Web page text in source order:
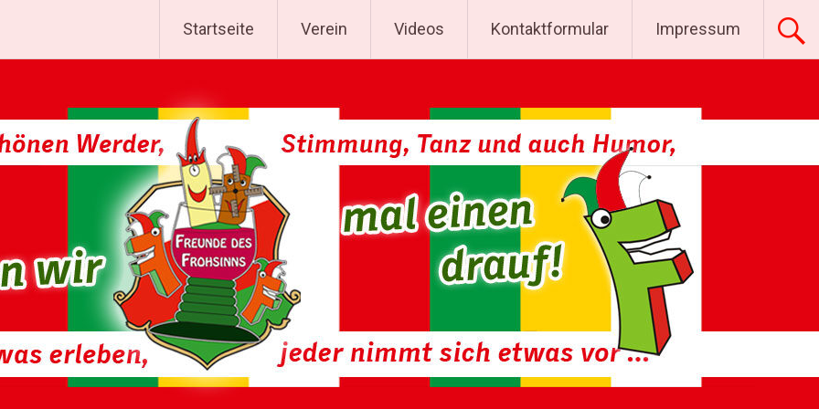
Startseite Verein Videos Kontaktformular Impressum